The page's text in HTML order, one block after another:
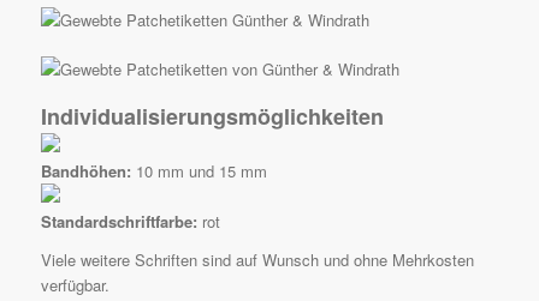
Individualisierungs­möglichkeiten
Bandhöhen: 10 mm und 15 mm
Standardschriftfarbe: rot
Viele weitere Schriften sind auf Wunsch und ohne Mehrkosten
verfügbar.